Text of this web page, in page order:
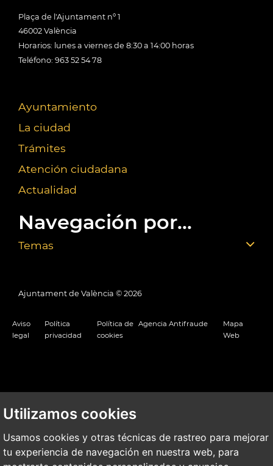
Utilizamos cookies
Usamos cookies y otras técnicas de rastreo para mejorar
tu experiencia de navegación en nuestra web, para
Plaça de l'Ajuntament nº 1
46002 València
Horarios: lunes a viernes de 8:30 a 14:00 horas
Teléfono: 963 52 54 78
Ayuntamiento
La ciudad
Trámites
Atención ciudadana
Actualidad
Navegación por...
Temas
Ajuntament de València © 2026
Aviso
legal
Política
privacidad
Política de
cookies
Agencia Antifraude
Mapa
Web